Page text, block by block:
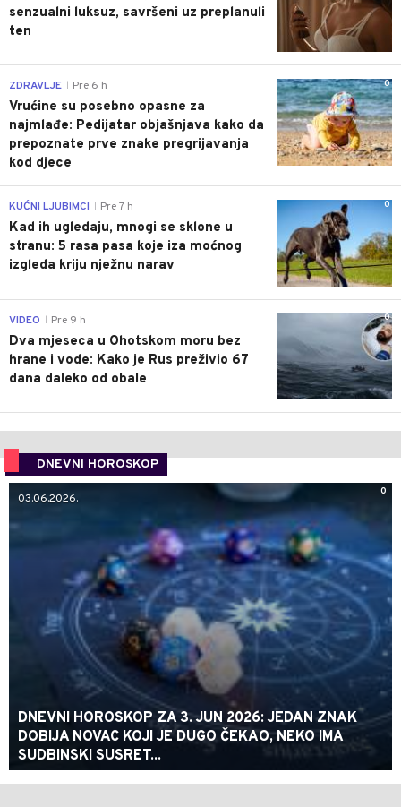
senzualni luksuz, savršeni uz preplanuli
ten
0
ZDRAVLJE Pre 6 h
Vrućine su posebno opasne za
najmlađe: Pedijatar objašnjava kako da
prepoznate prve znake pregrijavanja
kod djece
0
KUĆNI LJUBIMCI Pre 7 h
Kad ih ugledaju, mnogi se sklone u
stranu: 5 rasa pasa koje iza moćnog
izgleda kriju nježnu narav
0
VIDEO Pre 9 h
Dva mjeseca u Ohotskom moru bez
hrane i vode: Kako je Rus preživio 67
dana daleko od obale
DNEVNI HOROSKOP
0
03.06.2026.
DNEVNI HOROSKOP ZA 3. JUN 2026: JEDAN ZNAK
DOBIJA NOVAC KOJI JE DUGO ČEKAO, NEKO IMA
SUDBINSKI SUSRET...